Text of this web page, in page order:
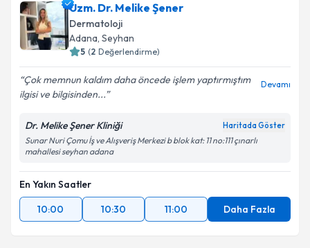
Uzm. Dr. Melike Şener
Dermatoloji
Adana, Seyhan
5 (2 Değerlendirme)
Çok memnun kaldım daha öncede işlem yaptırmıştım
ilgisi ve bilgisinden...
Devamı
Dr. Melike Şener Kliniği Haritada Göster
Sunar Nuri Çomu İş ve Alışveriş Merkezi b blok kat: 11 no:111 çınarlı
mahallesi seyhan adana
En Yakın Saatler
10:00
10:30 11:00 Daha Fazla